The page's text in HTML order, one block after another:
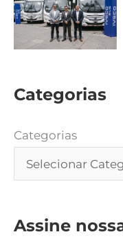
Categorias
Categorias
Assine